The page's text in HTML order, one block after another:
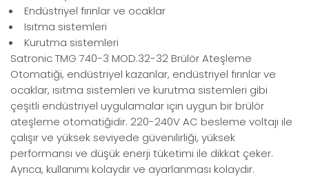
Endüstriyel fırınlar ve ocaklar
Isıtma sistemleri
Kurutma sistemleri
Satronic TMG 740-3 MOD.32-32 Brülör Ateşleme
Otomatiği, endüstriyel kazanlar, endüstriyel fırınlar ve
ocaklar, ısıtma sistemleri ve kurutma sistemleri gibi
çeşitli endüstriyel uygulamalar için uygun bir brülör
ateşleme otomatiğidir. 220-240V AC besleme voltajı ile
çalışır ve yüksek seviyede güvenilirliği, yüksek
performansı ve düşük enerji tüketimi ile dikkat çeker.
Ayrıca, kullanımı kolaydır ve ayarlanması kolaydır.